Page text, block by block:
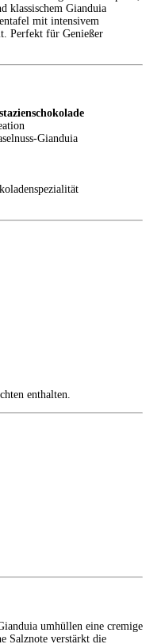
klassischem Gianduia
mit intensivem
Perfekt für Genießer
Gianduia
enthalten.
umhüllen eine cremige
Salznote verstärkt die